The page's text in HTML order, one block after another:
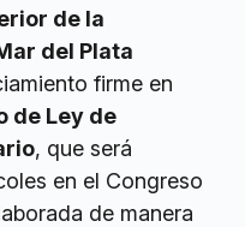
de la
del Plata
firme en
de Ley de
, que será
en el Congreso
de manera